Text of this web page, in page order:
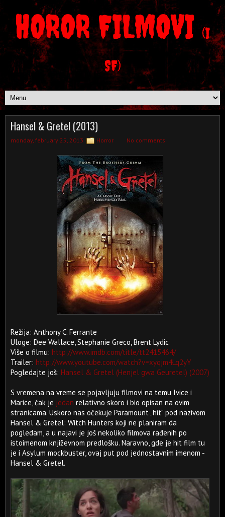
HOROR FILMOVI (I
SF)
Hansel & Gretel (2013)
monday, february 25, 2013 Horror No comments
Režija: Anthony C. Ferrante
Uloge: Dee Wallace, Stephanie Greco, Brent Lydic
Više o filmu: http://www.imdb.com/title/tt2415464/
Trailer: http://www.youtube.com/watch?v=xyqjm4Lq2yY
Pogledajte još: Hansel & Gretel (Henjel gwa Geuretel) (2007)
S vremena na vreme se pojavljuju filmovi na temu Ivice i
Marice, čak je jedan relativno skoro i bio opisan na ovim
stranicama. Uskoro nas očekuje Paramount „hit“ pod nazivom
Hansel & Gretel: Witch Hunters koji ne planiram da
pogledam, a u najavi je još nekoliko filmova rađenih po
istoimenom književnom predlošku. Naravno, gde je hit film tu
je i Asylum mockbuster, ovaj put pod jednostavnim imenom -
Hansel & Gretel.